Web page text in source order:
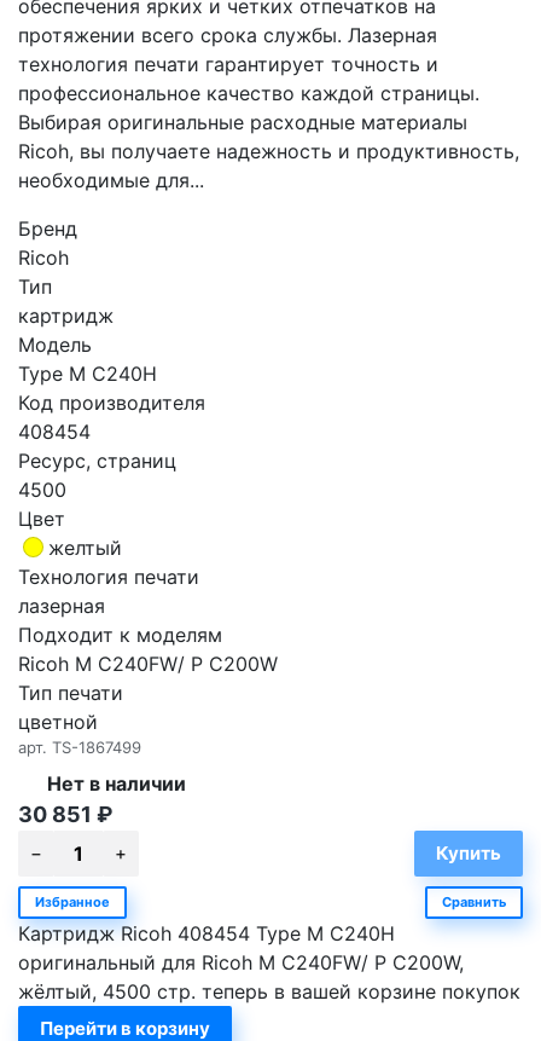
обеспечения ярких и четких отпечатков на
протяжении всего срока службы. Лазерная
технология печати гарантирует точность и
профессиональное качество каждой страницы.
Выбирая оригинальные расходные материалы
Ricoh, вы получаете надежность и продуктивность,
необходимые для...
Бренд
Ricoh
Тип
картридж
Модель
Type M C240H
Код производителя
408454
Ресурс, страниц
4500
Цвет
желтый
Технология печати
лазерная
Подходит к моделям
Ricoh M C240FW/ P C200W
Тип печати
цветной
арт. TS-1867499
Нет в наличии
30 851 ₽
Избранное Сравнить
Картридж Ricoh 408454 Type M C240H
оригинальный для Ricoh M C240FW/ P C200W,
жёлтый, 4500 стр. теперь в вашей корзине покупок
Перейти в корзину